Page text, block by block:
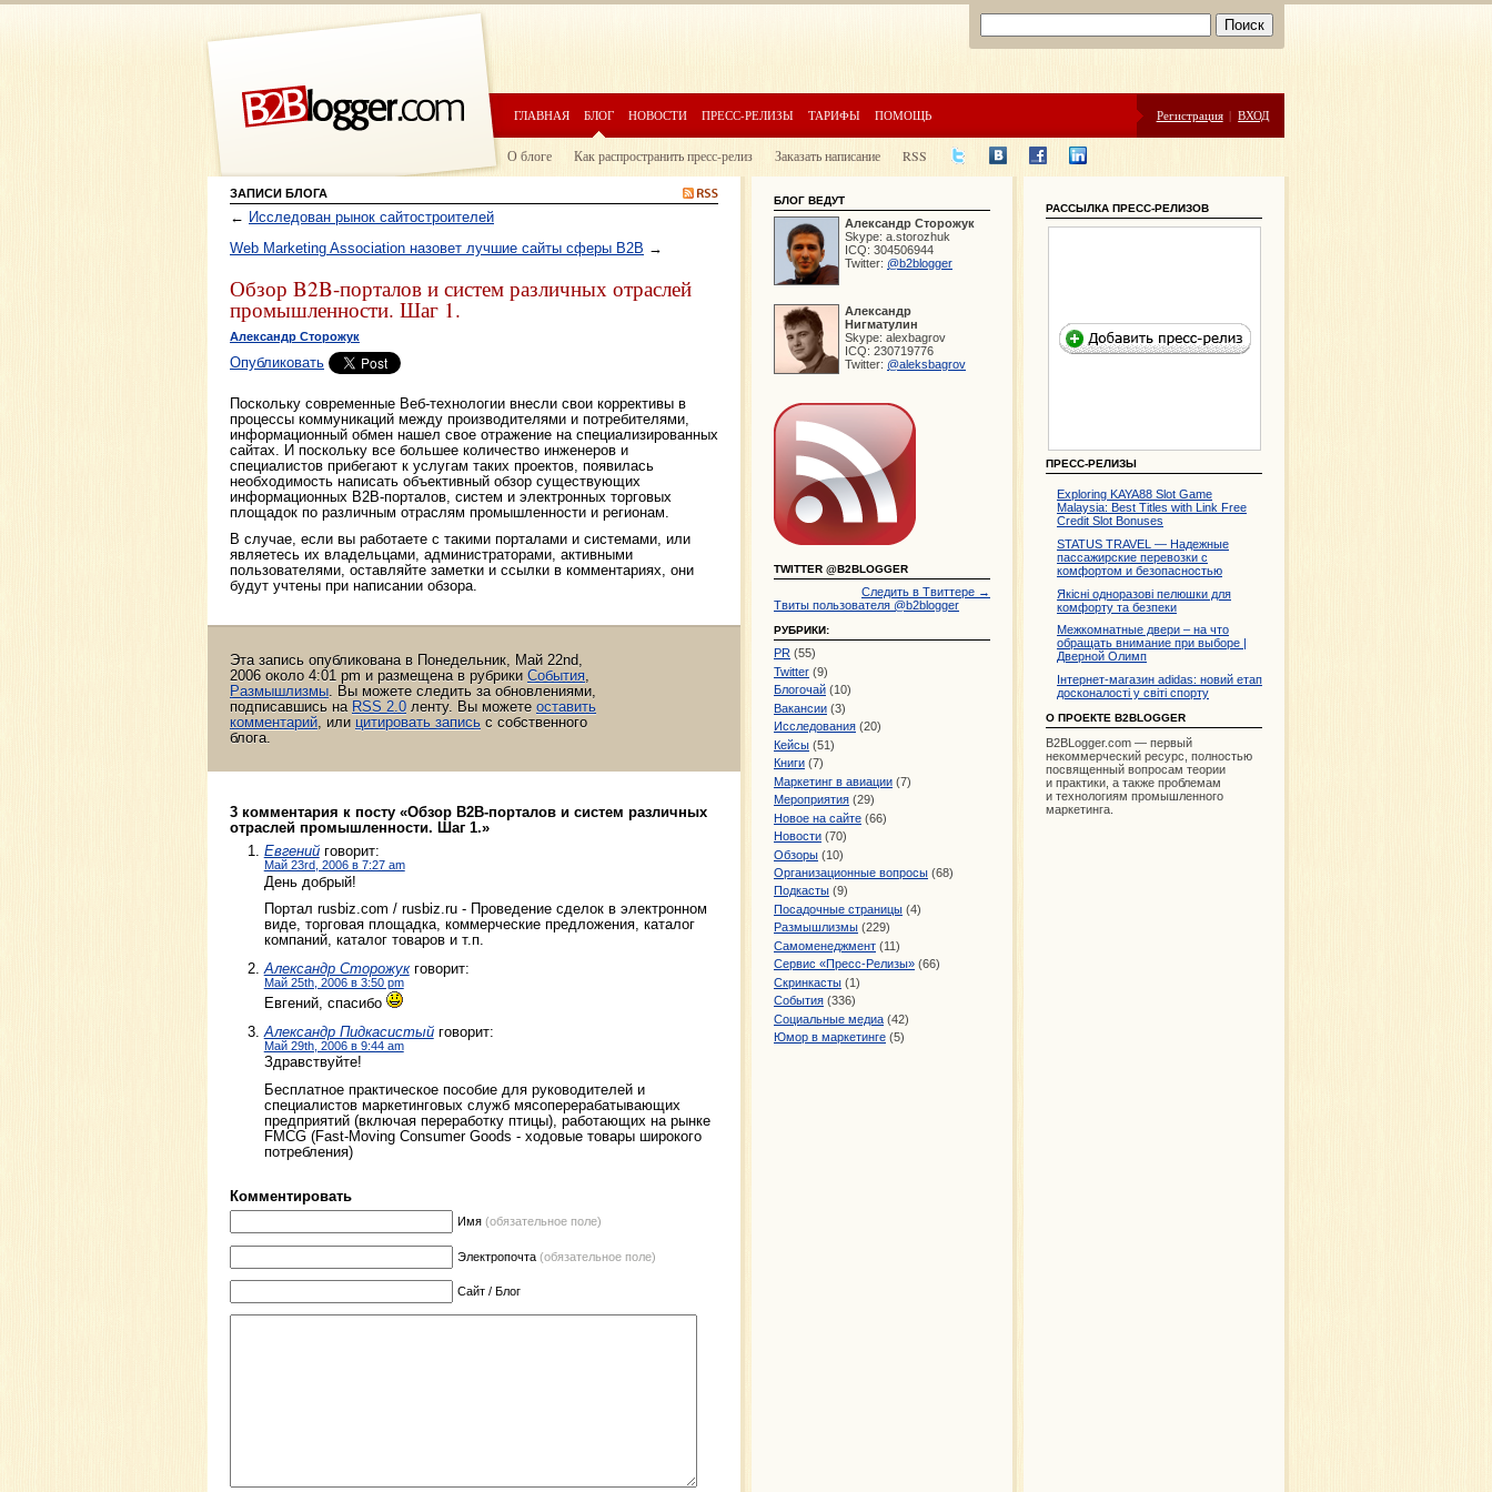
ГЛАВНАЯ БЛОГ НОВОСТИ ПРЕСС-РЕЛИЗЫ ТАРИФЫ ПОМОЩЬ Регистрация | ВХОД
О блоге Как распространить пресс-релиз Заказать написание RSS
ЗАПИСИ БЛОГА
← Исследован рынок сайтостроителей
Web Marketing Association назовет лучшие сайты сферы B2B →
Обзор B2B-порталов и систем различных отраслей
промышленности. Шаг 1.
Александр Сторожук
Опубликовать
Поскольку современные Веб-технологии внесли свои коррективы в
процессы коммуникаций между производителями и потребителями,
информационный обмен нашел свое отражение на специализированных
сайтах. И поскольку все большее количество инженеров и
специалистов прибегают к услугам таких проектов, появилась
необходимость написать объективный обзор существующих
информационных B2B-порталов, систем и электронных торговых
площадок по различным отраслям промышленности и регионам.
В случае, если вы работаете с такими порталами и системами, или
являетесь их владельцами, администраторами, активными
пользователями, оставляйте заметки и ссылки в комментариях, они
будут учтены при написании обзора.
Эта запись опубликована в Понедельник, Май 22nd,
2006 около 4:01 pm и размещена в рубрики События
Размышлизмы . Вы можете следить за обновлениями,
подписавшись на RSS 2.0 ленту. Вы можете оставить
комментарий , или цитировать запись с собственного
блога.
3 комментария к посту «Обзор B2B-порталов и систем различных
отраслей промышленности. Шаг 1.»
Евгенийговорит:
Май 23rd, 2006 в 7:27 am
День добрый!
Портал rusbiz.com / rusbiz.ru - Проведение сделок в электронном
виде, торговая площадка, коммерческие предложения, каталог
компаний, каталог товаров и т.п.
Александр Сторожукговорит:
Май 25th, 2006 в 3:50 pm
Евгений, спасибо
Александр Пидкасистыйговорит:
Май 29th, 2006 в 9:44 am
Здравствуйте!
Бесплатное практическое пособие для руководителей и
специалистов маркетинговых служб мясоперерабатывающих
предприятий (включая переработку птицы), работающих на рынке
FMCG (Fast-Moving Consumer Goods - ходовые товары широкого
потребления)
Комментировать
Имя (обязательное поле)
Электропочта (обязательное поле)
Сайт / Блог
БЛОГ ВЕДУТ
Александр Сторожук
Skype: a.storozhuk
ICQ: 304506944
Twitter: @b2blogger
Александр
Нигматулин
Skype: alexbagrov
ICQ: 230719776
Twitter: @aleksbagrov
TWITTER @B2BLOGGER
Следить в Твиттере →
Твиты пользователя @b2blogger
РУБРИКИ:
PR (55)
Twitter (9)
Блогочай (10)
Вакансии (3)
Исследования (20)
Кейсы (51)
Книги (7)
Маркетинг в авиации (7)
Мероприятия (29)
Новое на сайте (66)
Новости (70)
Обзоры (10)
Организационные вопросы (68)
Подкасты (9)
Посадочные страницы (4)
Размышлизмы (229)
Самоменеджмент (11)
Сервис «Пресс-Релизы» (66)
Скринкасты (1)
События (336)
Социальные медиа (42)
Юмор в маркетинге (5)
РАССЫЛКА ПРЕСС-РЕЛИЗОВ
ПРЕСС-РЕЛИЗЫ
Exploring KAYA88 Slot Game
Malaysia: Best Titles with Link Free
Credit Slot Bonuses
STATUS TRAVEL — Надежные
пассажирские перевозки с
комфортом и безопасностью
Якісні одноразові пелюшки для
комфорту та безпеки
Межкомнатные двери – на что
обращать внимание при выборе |
Дверной Олимп
Інтернет-магазин adidas: новий етап
досконалості у світі спорту
О ПРОЕКТЕ B2BLOGGER
B2BLogger.com — первый
некоммерческий ресурс, полностью
посвященный вопросам теории
и практики, а также проблемам
и технологиям промышленного
маркетинга.